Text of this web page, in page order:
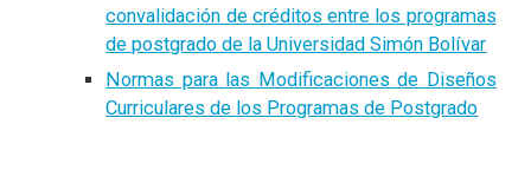
convalidación de créditos entre los programas
de postgrado de la Universidad Simón Bolívar
Normas para las Modificaciones de Diseños
Curriculares de los Programas de Postgrado